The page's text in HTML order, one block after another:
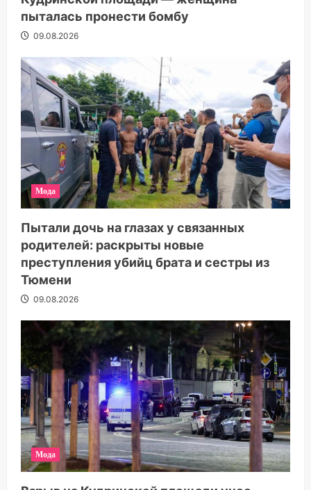
пыталась пронести бомбу
09.08.2026
Мода
Пытали дочь на глазах у связанных
родителей: раскрыты новые
преступления убийц брата и сестры из
Тюмени
09.08.2026
Мода